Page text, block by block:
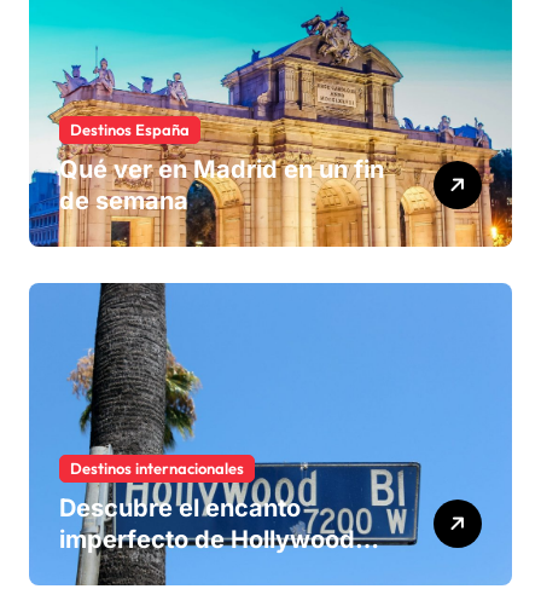
Destinos España
Qué ver en Madrid en un fin
de semana
Destinos internacionales
Descubre el encanto
imperfecto de Hollywood
Boulevard, la calle del cine